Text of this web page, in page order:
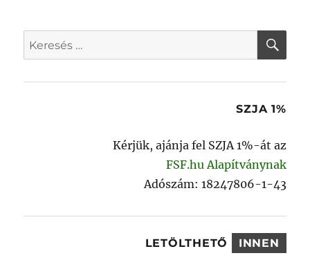
Keresés
a
SZJA 1%
Kérjük, ajánja fel SZJA 1%-át az
FSF.hu Alapítványnak
Adószám: 18247806-1-43
LETÖLTHETŐ INNEN